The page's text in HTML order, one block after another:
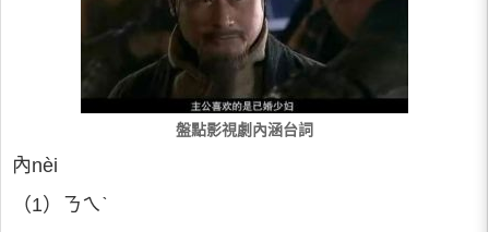
盤點影視劇內涵台詞
內nèi
（1）ㄋㄟˋ